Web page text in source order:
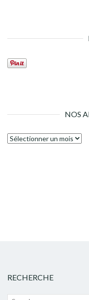
NOS
Nos
RECHERCHE